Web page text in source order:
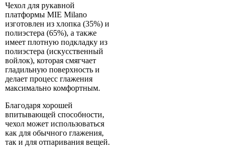
Чехол для рукавной
платформы MIE Milano
изготовлен из хлопка (35%) и
полиэстера (65%), а также
имеет плотную подкладку из
полиэстера (искусственный
войлок), которая смягчает
гладильную поверхность и
делает процесс глажения
максимально комфортным.
Благодаря хорошей
впитывающей способности,
чехол может использоваться
как для обычного глажения,
так и для отпаривания вещей.